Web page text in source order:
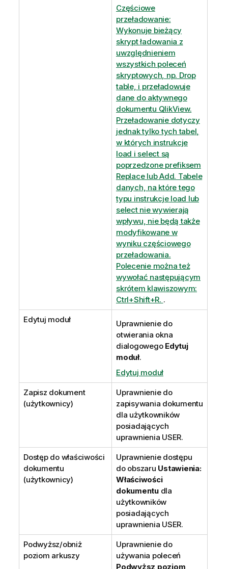
Częściowe
przeładowanie:
Wykonuje bieżący
skrypt ładowania z
uwzględnieniem
wszystkich poleceń
skryptowych, np. Drop
table, i przeładowuje
dane do aktywnego
dokumentu QlikView.
Przeładowanie dotyczy
jednak tylko tych tabel,
w których instrukcje
load i select są
poprzedzone prefiksem
Replace lub Add. Tabele
danych, na które tego
typu instrukcje load lub
select nie wywierają
wpływu, nie będą także
modyfikowane w
wyniku częściowego
przeładowania.
Polecenie można też
wywołać następującym
skrótem klawiszowym:
Ctrl+Shift+R. .
Edytuj moduł
Uprawnienie do
otwierania okna
dialogowego Edytuj
moduł.
Edytuj moduł
Zapisz dokument
(użytkownicy)
Uprawnienie do
zapisywania dokumentu
dla użytkowników
posiadających
uprawnienia USER.
Dostęp do właściwości
dokumentu
(użytkownicy)
Uprawnienie dostępu
do obszaru Ustawienia:
Właściwości
dokumentudla
użytkowników
posiadających
uprawnienia USER.
Podwyższ/obniż
poziom arkuszy
Uprawnienie do
używania poleceń
Podwyższ poziom